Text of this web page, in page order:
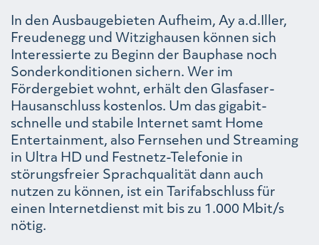
In den Ausbaugebieten Aufheim, Ay a.d.Iller,
Freudenegg und Witzighausen können sich
Interessierte zu Beginn der Bauphase noch
Sonderkonditionen sichern. Wer im
Fördergebiet wohnt, erhält den Glasfaser-
Hausanschluss kostenlos. Um das gigabit-
schnelle und stabile Internet samt Home
Entertainment, also Fernsehen und Streaming
in Ultra HD und Festnetz-Telefonie in
störungsfreier Sprachqualität dann auch
nutzen zu können, ist ein Tarifabschluss für
einen Internetdienst mit bis zu 1.000 Mbit/s
nötig.